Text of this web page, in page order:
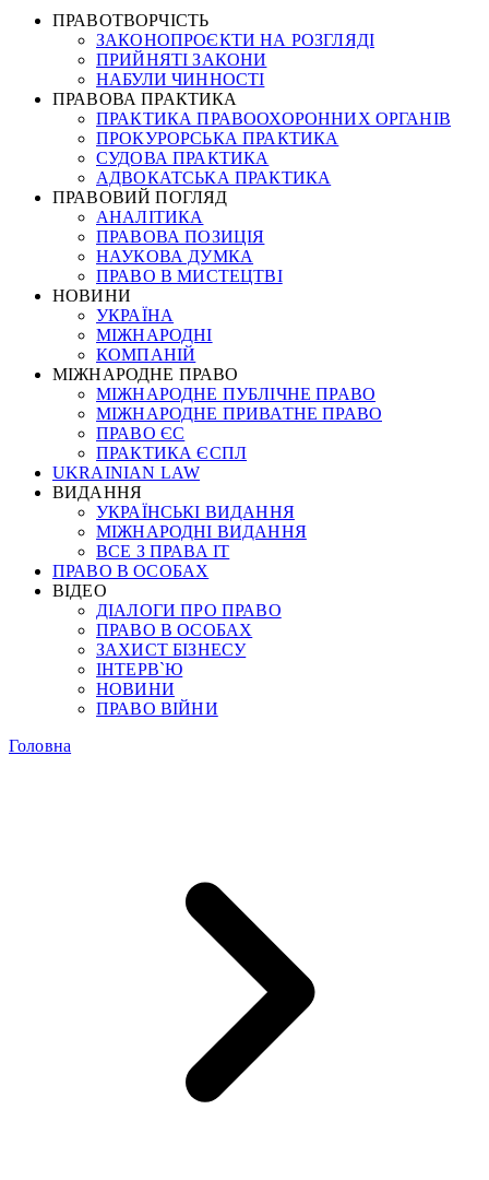
ПРАВОТВОРЧІСТЬ
ЗАКОНОПРОЄКТИ НА РОЗГЛЯДІ
ПРИЙНЯТІ ЗАКОНИ
НАБУЛИ ЧИННОСТІ
ПРАВОВА ПРАКТИКА
ПРАКТИКА ПРАВООХОРОННИХ ОРГАНІВ
ПРОКУРОРСЬКА ПРАКТИКА
СУДОВА ПРАКТИКА
АДВОКАТСЬКА ПРАКТИКА
ПРАВОВИЙ ПОГЛЯД
АНАЛІТИКА
ПРАВОВА ПОЗИЦІЯ
НАУКОВА ДУМКА
ПРАВО В МИСТЕЦТВІ
НОВИНИ
УКРАЇНА
МІЖНАРОДНІ
КОМПАНІЙ
МІЖНАРОДНЕ ПРАВО
МІЖНАРОДНЕ ПУБЛІЧНЕ ПРАВО
МІЖНАРОДНЕ ПРИВАТНЕ ПРАВО
ПРАВО ЄС
ПРАКТИКА ЄСПЛ
UKRAINIAN LAW
ВИДАННЯ
УКРАЇНСЬКІ ВИДАННЯ
МІЖНАРОДНІ ВИДАННЯ
ВСЕ З ПРАВА ІТ
ПРАВО В ОСОБАХ
ВІДЕО
ДІАЛОГИ ПРО ПРАВО
ПРАВО В ОСОБАХ
ЗАХИСТ БІЗНЕСУ
ІНТЕРВ`Ю
НОВИНИ
ПРАВО ВІЙНИ
Головна